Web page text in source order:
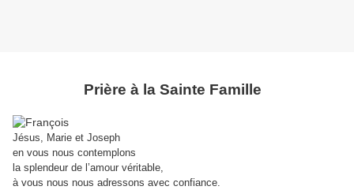
Prière à la Sainte Famille
Jésus, Marie et Joseph
en vous nous contemplons
la splendeur de l’amour véritable,
à vous nous nous adressons avec confiance.